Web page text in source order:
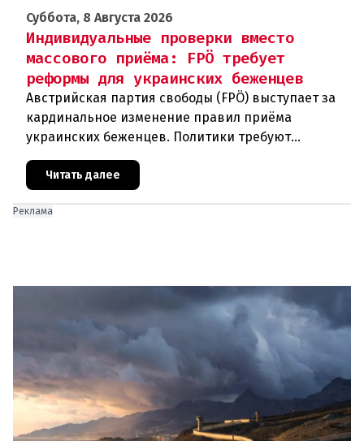
Суббота, 8 Августа 2026
Индивидуальные проверки вместо
массового приёма: FPÖ требует
реформы для украинских беженцев
Австрийская партия свободы (FPÖ) выступает за
кардинальное изменение правил приёма
украинских беженцев. Политики требуют
отменить автоматическое предоставление
убежища и ввести индивидуальные проверки
Читать далее
Реклама